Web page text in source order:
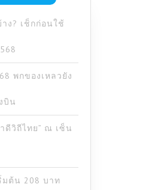
ง? เช็กก่อนใช้
พกของเหลวยัง
บิน
ดีวิถีไทย” ณ เซ็น
มต้น 208 บาท